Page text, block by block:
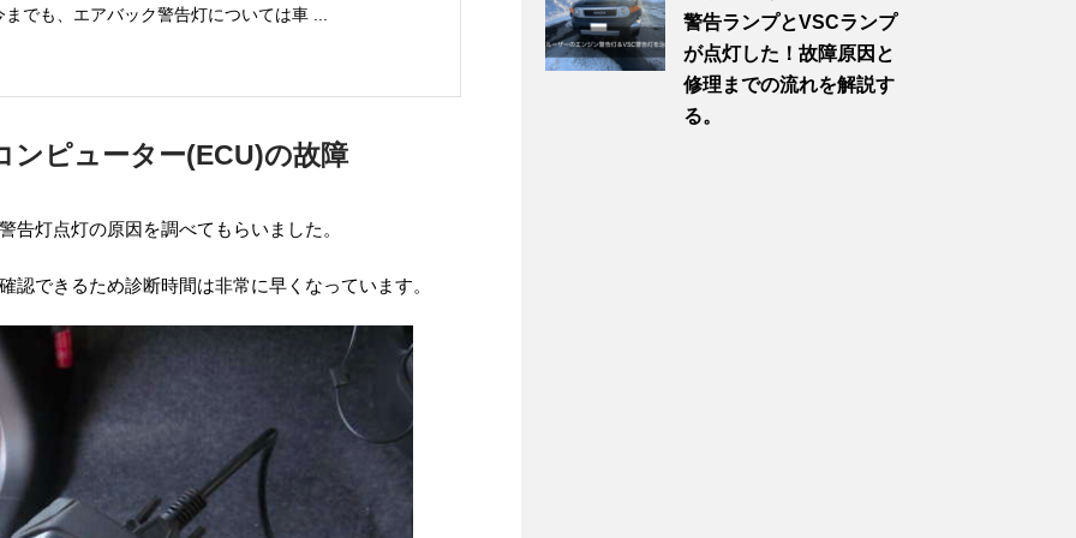
でも、エアバック警告灯については車 ...
ンピューター(ECU)の故障
告灯点灯の原因を調べてもらいました。
認できるため診断時間は非常に早くなっています。
警告ランプとVSCランプ
が点灯した！故障原因と
修理までの流れを解説す
る。